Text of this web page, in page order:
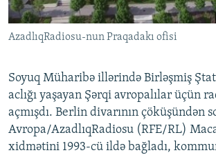
İNFOQRAFIKA
KARIKATURA
AZƏRBAYCAN ƏDƏBIYYATI KITABXANASI
İSLAM VƏ DEMOKRATIYA
MISSIYAMIZ
PEŞƏ ETIKASI VƏ JURNALISTIKA STANDARTLARIMIZ
AZADLIQRADIOSU MOBIL TELEFONUNUZDA
BIZIMLƏ ƏLAQƏ
XƏBƏR BÜLLETENLƏRIMIZ
BIZI IZLƏ
RFE/RL-in bütün saytları
AzadlıqRadiosu-nun Praqadakı ofisi
Soyuq Müharibə illərində Birləşmiş
aclığı yaşayan Şərqi avropalılar üçün
açmışdı. Berlin divarının çöküşündən
Avropa/AzadlıqRadiosu (RFE/RL)
xidmətini 1993-cü ildə bağladı,